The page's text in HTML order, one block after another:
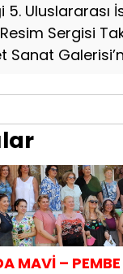
5. Uluslararası
Sergisi
Sanat
MAVİ – PEMBE